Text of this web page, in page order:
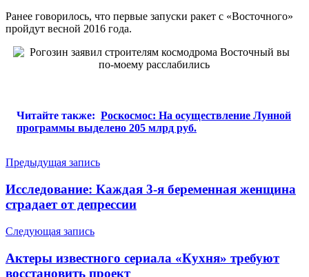
Ранее говорилось, что первые запуски ракет с «Восточного»
пройдут весной 2016 года.
Читайте также: Роскосмос: На осуществление Лунной
программы выделено 205 млрд руб.
Навигация
по
записям
Предыдущая запись
Исследование: Каждая 3-я беременная женщина
страдает от депрессии
Следующая запись
Актеры известного сериала «Кухня» требуют
восстановить проект